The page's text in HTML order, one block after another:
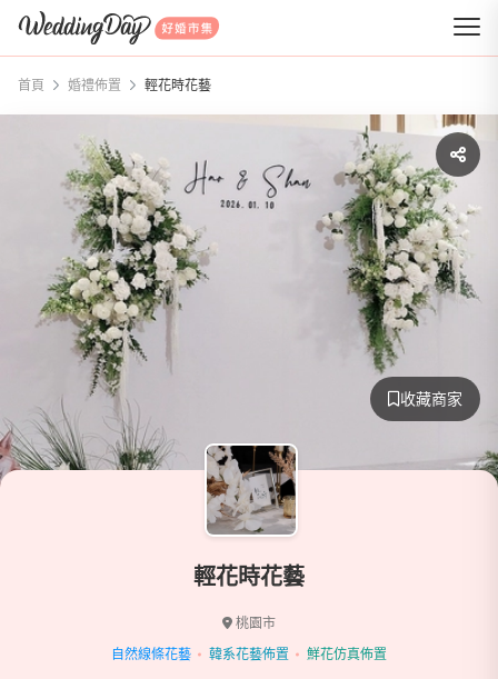
WeddingDay 好婚市集
首頁 婚禮佈置 輕花時花藝
收藏商家
輕花時花藝
桃園市
自然線條花藝
韓系花藝佈置 鮮花仿真佈置